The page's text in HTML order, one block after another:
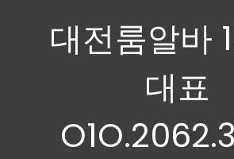
대전룸알바
대표